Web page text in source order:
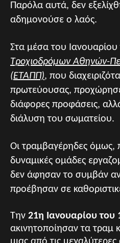
Παρόλα αυτά, δεν
αδημονούσε ο λαός.
Στα μέσα του
Τροχιοδρόμων Αθηνών-
(ETAΠΠ), που
πρωτεύουσας,
διάφορες προφάσεις,
διάλυση του σωματείου.
Οι τραμβαγέρηδες όμως,
δυναμικές ομάδες
δεν άφησαν το συμβάν
προέβησαν σε
Την 21η Ιανουαρίου του
ακινητοποίησαν τα τραμ